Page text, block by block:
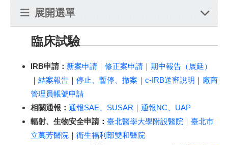
展開選單
臨床試驗
IRB申請： 新案申請 ｜ 修正案申請 ｜ 期中報告（展延）
｜ 結案報告 ｜ 停止、暫停、撤案 ｜ c-IRB送審說明 ｜ 廠商
管理員帳號申請
相關通報： 通報SAE、SUSAR ｜ 通報NC、UAP
輻射、生物安全申請： 臺北醫學大學附設醫院 ｜​​​​​​​ 臺北市
立萬芳醫院 ｜​​​​​​​ 衛生福利部雙和醫院